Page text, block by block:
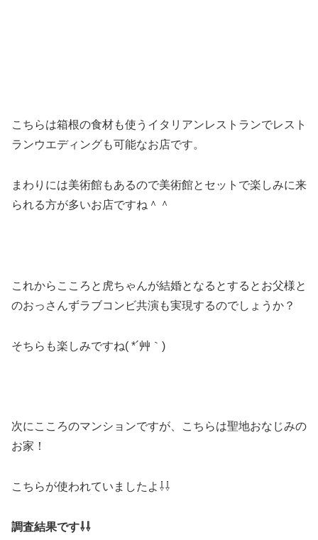
こちらは箱根の食材も使うイタリアンレストランでレスト
ランウエディングも可能なお店です。
まわりには美術館もあるので美術館とセットで楽しみに来
られる方が多いお店ですね＾＾
これからこころと虎ちゃんが結婚となるとするとお父様と
のおっさんずラブコンビ共演も実現するのでしょうか？
そちらも楽しみですね( *´艸｀)
次にこころのマンションですが、こちらは聖地おなじみの
お家！
こちらが使われていましたよ⇩⇩
調査結果です⇩⇩